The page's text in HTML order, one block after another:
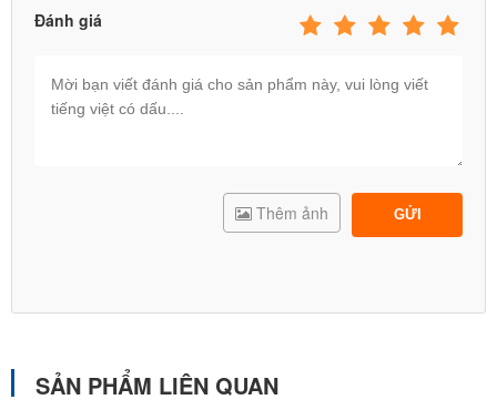
Đánh giá
GỬI
Thêm ảnh
SẢN PHẨM LIÊN QUAN